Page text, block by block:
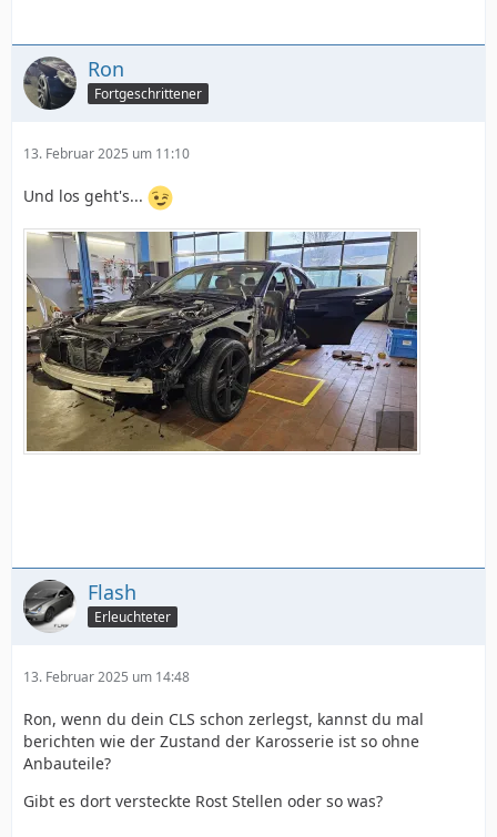
Ron
Fortgeschrittener
13. Februar 2025 um 11:10
Und los geht's...
Flash
Erleuchteter
13. Februar 2025 um 14:48
Ron, wenn du dein CLS schon zerlegst, kannst du mal
berichten wie der Zustand der Karosserie ist so ohne
Anbauteile?
Gibt es dort versteckte Rost Stellen oder so was?